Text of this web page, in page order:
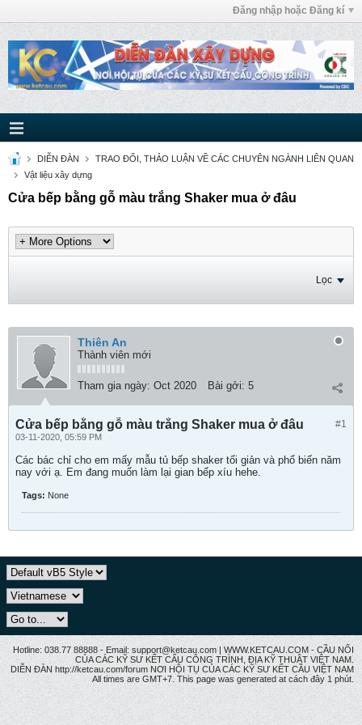
Đăng nhập hoặc Đăng kí
DIỄN ĐÀN
TRAO ĐỔI, THẢO LUẬN VỀ CÁC CHUYÊN NGÀNH LIÊN QUAN
Vật liệu xây dựng
Cửa bếp bằng gỗ màu trắng Shaker mua ở đâu
Lọc
Thiên An
Thành viên mới
Tham gia ngày: Oct 2020 Bài gởi: 5
#1
Cửa bếp bằng gỗ màu trắng Shaker mua ở đâu
03-11-2020, 05:59 PM
Các bác chỉ cho em mấy mẫu tủ bếp shaker tối giản và phổ biến năm
nay với ạ. Em đang muốn làm lại gian bếp xíu hehe.
Tags: None
Hotline: 038.77 88888 - Email: support@ketcau.com | WWW.KETCAU.COM - CẦU NỐI
CỦA CÁC KỸ SƯ KẾT CẤU CÔNG TRÌNH, ĐỊA KỸ THUẬT VIỆT NAM.
DIỄN ĐÀN http://ketcau.com/forum NƠI HỘI TỤ CỦA CÁC KỸ SƯ KẾT CÂU VIỆT NAM
All times are GMT+7. This page was generated at cách đây 1 phút.